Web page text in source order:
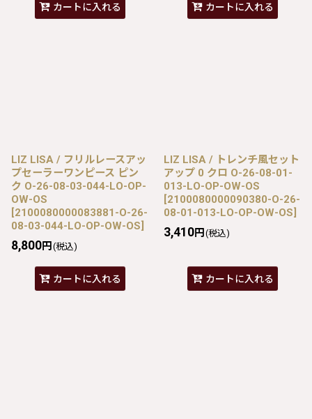
カートに入れる カートに入れる
LIZ LISA / フリルレースアッ
プセーラーワンピース ピン
ク O-26-08-03-044-LO-OP-
OW-OS
[2100080000083881-O-26-
08-03-044-LO-OP-OW-OS]
8,800円 (税込)
カートに入れる
LIZ LISA / トレンチ風セット
アップ 0 クロ O-26-08-01-
013-LO-OP-OW-OS
[2100080000090380-O-26-
08-01-013-LO-OP-OW-OS]
3,410円 (税込)
カートに入れる